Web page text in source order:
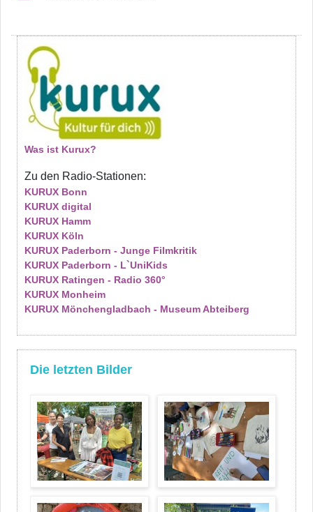
Was ist Kurux?
Zu den Radio-Stationen:
KURUX Bonn
KURUX digital
KURUX Hamm
KURUX Köln
KURUX Paderborn - Junge Filmkritik
KURUX Paderborn - L`UniKids
KURUX Ratingen - Radio 360°
KURUX Monheim
KURUX Mönchengladbach - Museum Abteiberg
Die letzten Bilder